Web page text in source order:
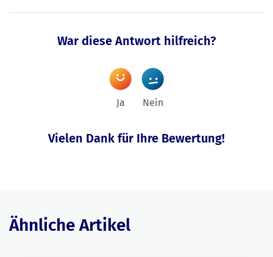
War diese Antwort hilfreich?
Ja Nein
Vielen Dank für Ihre Bewertung!
Ähnliche Artikel